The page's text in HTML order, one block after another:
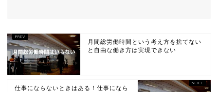
月間総労働時間という考え方を捨てない
と自由な働き方は実現できない
仕事にならないときはある！仕事になら